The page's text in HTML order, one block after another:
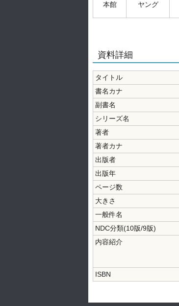
本館 ヤング
資料詳細
タイトル
書名カナ
副書名
シリーズ名
著者
著者カナ
出版者
出版年
ページ数
大きさ
一般件名
NDC分類(10版/9版)
内容紹介
ISBN